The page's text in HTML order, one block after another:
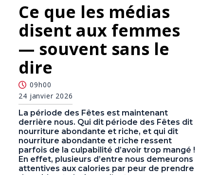
Ce que les médias
disent aux femmes
— souvent sans le
dire
09h00
24 janvier 2026
La période des Fêtes est maintenant
derrière nous. Qui dit période des Fêtes dit
nourriture abondante et riche, et qui dit
nourriture abondante et riche ressent
parfois de la culpabilité d’avoir trop mangé !
En effet, plusieurs d’entre nous demeurons
attentives aux calories par peur de prendre